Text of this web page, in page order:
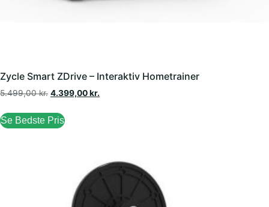
Zycle Smart ZDrive – Interaktiv Hometrainer
5.499,00kr. 4.399,00kr.
Se Bedste Pris